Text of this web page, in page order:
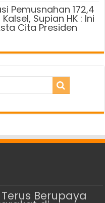
Pemusnahan 172,4
Supian HK : Ini
Cita Presiden
Berupaya